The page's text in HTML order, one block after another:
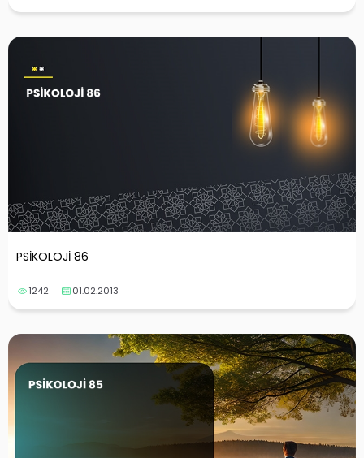
PSİKOLOJİ 86
1242 01.02.2013